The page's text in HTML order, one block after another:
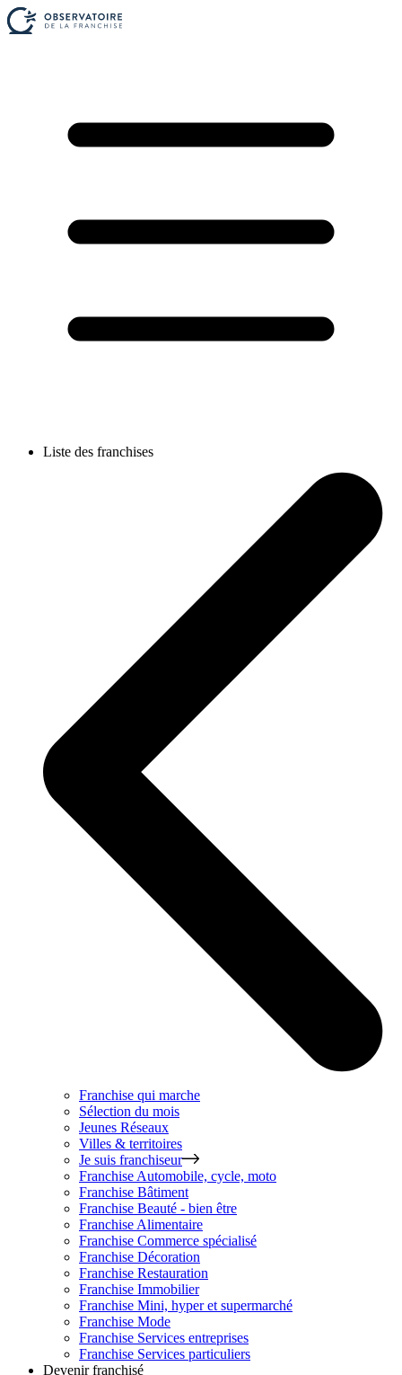
Liste des franchises
Franchise qui marche
Sélection du mois
Jeunes Réseaux
Villes & territoires
Je suis franchiseur
Franchise Automobile, cycle, moto
Franchise Bâtiment
Franchise Beauté - bien être
Franchise Alimentaire
Franchise Commerce spécialisé
Franchise Décoration
Franchise Restauration
Franchise Immobilier
Franchise Mini, hyper et supermarché
Franchise Mode
Franchise Services entreprises
Franchise Services particuliers
Devenir franchisé